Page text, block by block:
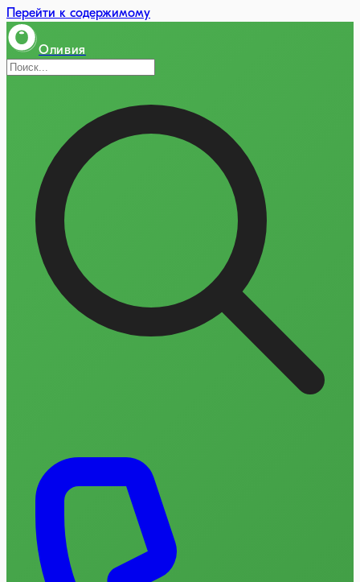
Перейти к содержимому
Оливия